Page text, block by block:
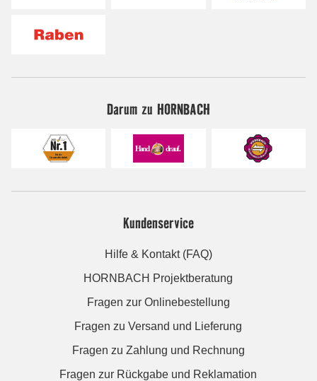
Darum zu HORNBACH
Kundenservice
Hilfe & Kontakt (FAQ)
HORNBACH Projektberatung
Fragen zur Onlinebestellung
Fragen zu Versand und Lieferung
Fragen zu Zahlung und Rechnung
Fragen zur Rückgabe und Reklamation